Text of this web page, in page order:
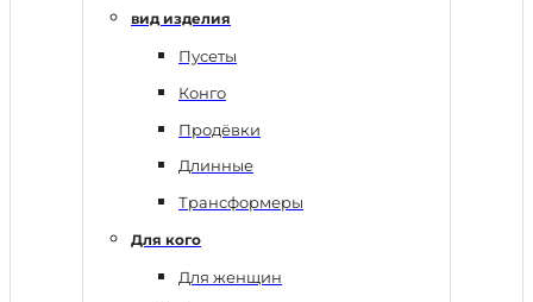
вид изделия
Пусеты
Конго
Продёвки
Длинные
Трансформеры
Для кого
Для женщин